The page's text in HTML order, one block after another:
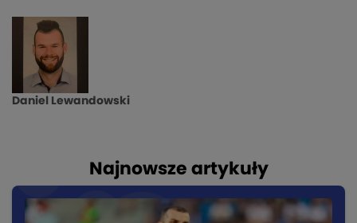
Daniel Lewandowski
Najnowsze artykuły